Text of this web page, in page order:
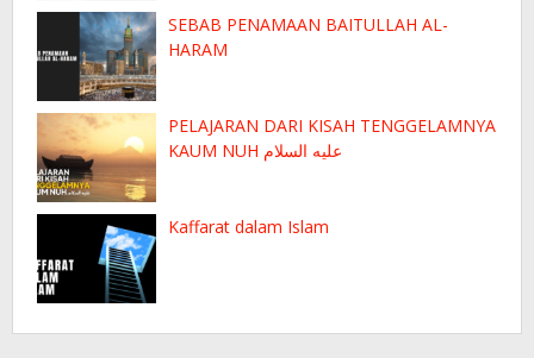
SEBAB PENAMAAN BAITULLAH AL-
HARAM
PELAJARAN DARI KISAH TENGGELAMNYA
KAUM NUH عليه السلام
Kaffarat dalam Islam